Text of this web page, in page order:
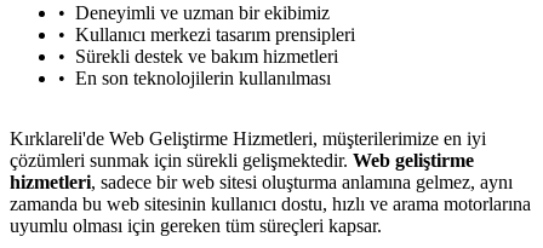
Deneyimli ve uzman bir ekibimiz
Kullanıcı merkezi tasarım prensipleri
Sürekli destek ve bakım hizmetleri
En son teknolojilerin kullanılması
Kırklareli'de Web Geliştirme Hizmetleri, müşterilerimize en iyi
çözümleri sunmak için sürekli gelişmektedir. Web geliştirme
hizmetleri, sadece bir web sitesi oluşturma anlamına gelmez, aynı
zamanda bu web sitesinin kullanıcı dostu, hızlı ve arama motorlarına
uyumlu olması için gereken tüm süreçleri kapsar.